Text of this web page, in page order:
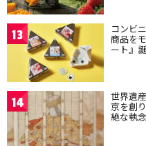
13 コンビ
商品を
ート』
14 世界遺
京を創
絶な執念